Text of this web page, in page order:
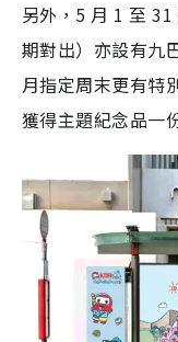
另外，5 月 1 至
期對出）亦設有九
月指定周末更有特
獲得主題紀念品一